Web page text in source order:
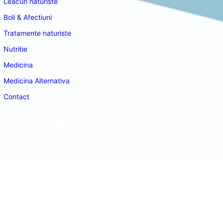
Boli & Afectiuni
Tratamente naturiste
Nutritie
Medicina
Medicina Alternativa
Contact